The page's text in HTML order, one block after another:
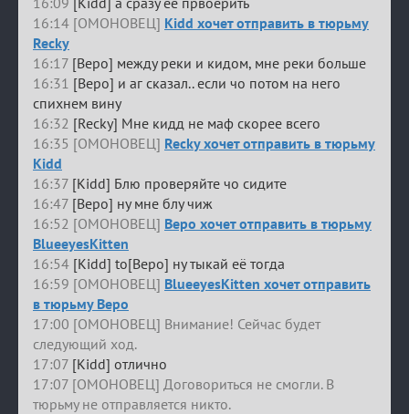
16:14 [ОМОНОВЕЦ] Kidd хочет отправить в тюрьму
Recky
16:17 [Веро] между реки и кидом, мне реки больше
16:31 [Веро] и аг сказал.. если чо потом на него
спихнем вину
16:32 [Recky] Мне кидд не маф скорее всего
16:35 [ОМОНОВЕЦ] Recky хочет отправить в тюрьму
Kidd
16:37 [Kidd] Блю проверяйте чо сидите
16:47 [Веро] ну мне блу чиж
16:52 [ОМОНОВЕЦ] Веро хочет отправить в тюрьму
BlueeyesKitten
16:54 [Kidd] to[Веро] ну тыкай её тогда
16:59 [ОМОНОВЕЦ] BlueeyesKitten хочет отправить
в тюрьму Веро
17:00 [ОМОНОВЕЦ] Внимание! Сейчас будет
следующий ход.
17:07 [Kidd] отлично
17:07 [ОМОНОВЕЦ] Договориться не смогли. В
тюрьму не отправляется никто.